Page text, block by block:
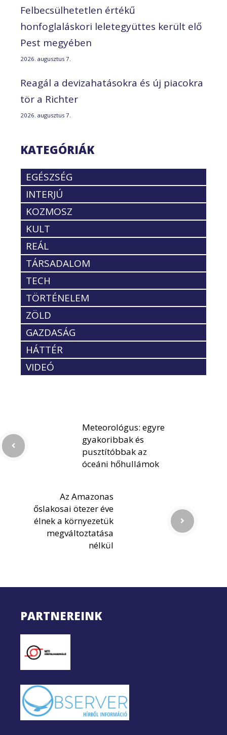
Felbecsülhetetlen értékű
honfoglaláskori leletegyüttes került elő
Pest megyében
2026. augusztus 7.
Reagál a devizahatásokra és új piacokra
tör a Richter
2026. augusztus 7.
KATEGÓRIÁK
EGÉSZSÉG
INTERJÚ
KOZMOSZ
KULT
REÁL
TÁRSADALOM
TECH
TÖRTÉNELEM
ZÖLD
GAZDASÁG
HÁTTÉR
VIDEÓ
Meteorológus: egyre
gyakoribbak és
pusztítóbbak az
óceáni hőhullámok
Az Amazonas
őslakosai ötezer éve
élnek a környezetük
megváltoztatása
nélkül
PARTNEREINK